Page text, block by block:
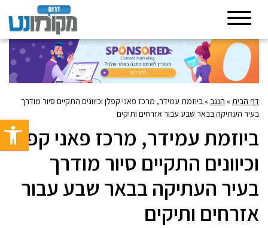
פתח
דף הבית» הנגב» ביוזמת עמידר, מרכז פאני קפלן וכיוונים התקיים סיור מודרך
בעיר העתיקה בבאר שבע עבור אזרחים ותיקים
ביוזמת עמידר, מרכז פאני קפלן
וכיוונים התקיים סיור מודרך
בעיר העתיקה בבאר שבע עבור
אזרחים ותיקים